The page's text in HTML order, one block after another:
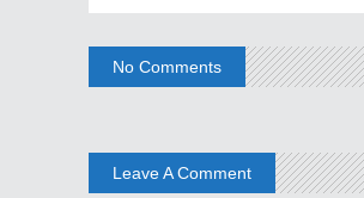
No Comments
Leave A Comment